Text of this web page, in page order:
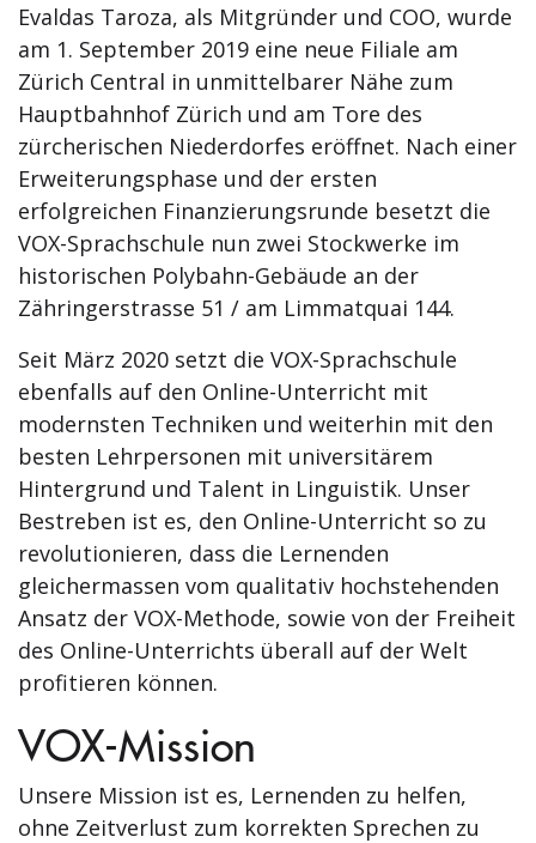
Evaldas Taroza, als Mitgründer und COO, wurde
am 1. September 2019 eine neue Filiale am
Zürich Central in unmittelbarer Nähe zum
Hauptbahnhof Zürich und am Tore des
zürcherischen Niederdorfes eröffnet. Nach einer
Erweiterungsphase und der ersten
erfolgreichen Finanzierungsrunde besetzt die
VOX-Sprachschule nun zwei Stockwerke im
historischen Polybahn-Gebäude an der
Zähringerstrasse 51 / am Limmatquai 144.
Seit März 2020 setzt die VOX-Sprachschule
ebenfalls auf den Online-Unterricht mit
modernsten Techniken und weiterhin mit den
besten Lehrpersonen mit universitärem
Hintergrund und Talent in Linguistik. Unser
Bestreben ist es, den Online-Unterricht so zu
revolutionieren, dass die Lernenden
gleichermassen vom qualitativ hochstehenden
Ansatz der VOX-Methode, sowie von der Freiheit
des Online-Unterrichts überall auf der Welt
profitieren können.
VOX-Mission
Unsere Mission ist es, Lernenden zu helfen,
ohne Zeitverlust zum korrekten Sprechen zu